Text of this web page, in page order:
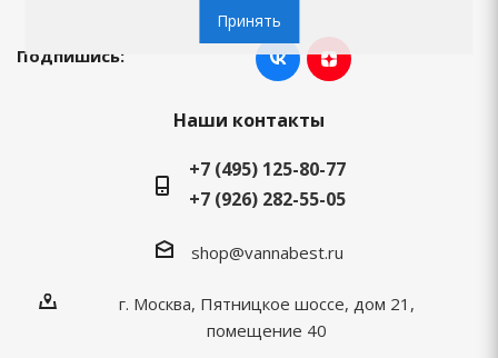
Подпишись:
Наши контакты
+7 (495) 125-80-77
+7 (926) 282-55-05
shop@vannabest.ru
г. Москва, Пятницкое шоссе, дом 21,
помещение 40
Принять